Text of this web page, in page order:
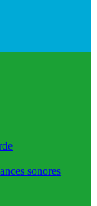
sonores